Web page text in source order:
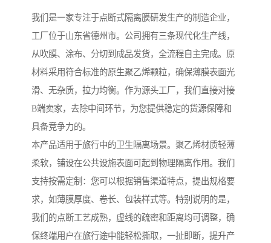
我们是一家专注于点断式隔离膜研发生产的制造企业，
工厂位于山东省德州市。公司拥有三条现代化生产线，
从吹膜、涂布、分切到成品发货，全流程自主完成。原
材料采用符合标准的原生聚乙烯颗粒，确保薄膜表面光
滑、无杂质，拉力均衡。作为源头工厂，我们直接对接
B端卖家，去除中间环节，为您提供稳定的货源保障和
具备竞争力的。
本产品适用于旅行中的卫生隔离场景。聚乙烯材质轻薄
柔软，铺设在公共设施表面可起到物理隔离作用。我们
支持按需定制：您可以根据销售渠道特点，提出规格要
求，如薄膜厚度、卷长、包装样式等。特别说明的是，
我们的点断工艺成熟，虚线的疏密和距离均可调整，确
保终端用户在旅行途中能轻松撕取，一扯即断，提升产